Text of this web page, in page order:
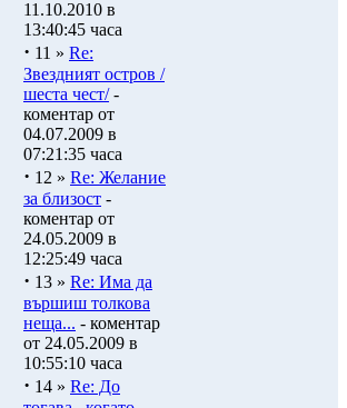
11.10.2010 в
13:40:45 часа
· 11 » Re:
Звездният остров /
шеста чест/-
коментар от
04.07.2009 в
07:21:35 часа
· 12 » Re: Желание
за близост -
коментар от
24.05.2009 в
12:25:49 часа
· 13 » Re: Има да
вършиш толкова
неща... - коментар
от 24.05.2009 в
10:55:10 часа
· 14 » Re: До